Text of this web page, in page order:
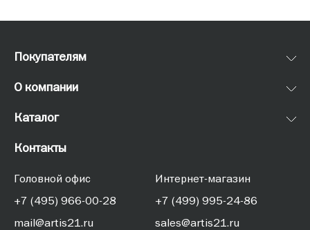
Покупателям
О компании
Каталог
Контакты
Головной офис
+7 (495) 966-00-28
mail@artis21.ru
Интернет-магазин
+7 (499) 995-24-86
sales@artis21.ru